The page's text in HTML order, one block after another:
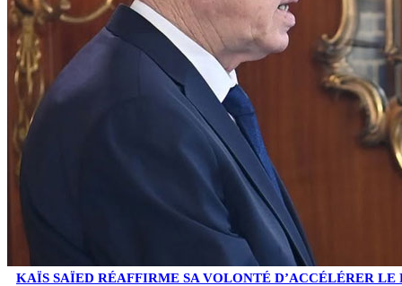
KAÏS SAÏED RÉAFFIRME SA VOLONTÉ D’ACCÉLÉRER LE